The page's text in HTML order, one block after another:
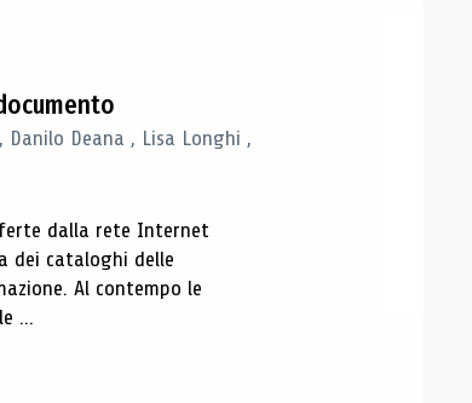
Danilo Deana , Lisa Longhi ,
dalla rete Internet
dei cataloghi delle
Al contempo le
...